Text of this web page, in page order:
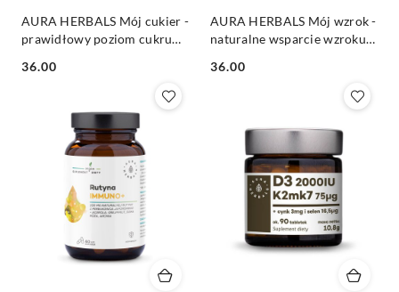
AURA HERBALS Mój cukier -
prawidłowy poziom cukru
Cena:
36.00
AURA HERBALS Mój wzrok -
naturalne wsparcie wzroku
Cena:
36.00